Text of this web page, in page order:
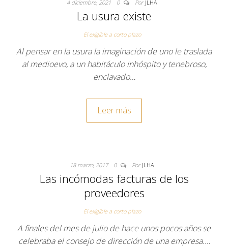
4 diciembre, 2021 0 Por JLHA
La usura existe
El exigible a corto plazo
Al pensar en la usura la imaginación de uno le traslada
al medioevo, a un habitáculo inhóspito y tenebroso,
enclavado…
Leer más
18 marzo, 2017 0 Por JLHA
Las incómodas facturas de los
proveedores
El exigible a corto plazo
A finales del mes de julio de hace unos pocos años se
celebraba el consejo de dirección de una empresa.…